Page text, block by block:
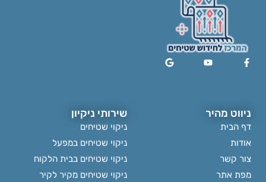
ניווט מהיר
דף הבית
אודות
צור קשר
מפת אתר
שירותי ניקיון
ניקוי שטיחים
ניקוי שטיחים במפעל
ניקוי שטיחים בבית הלקוח
ניקוי שטיחים מקיר לקיר